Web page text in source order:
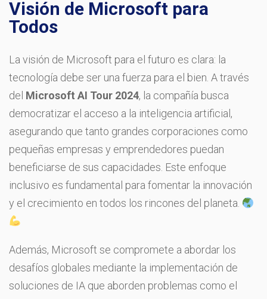
Visión de Microsoft para
Todos
La visión de Microsoft para el futuro es clara: la
tecnología debe ser una fuerza para el bien. A través
del Microsoft AI Tour 2024, la compañía busca
democratizar el acceso a la inteligencia artificial,
asegurando que tanto grandes corporaciones como
pequeñas empresas y emprendedores puedan
beneficiarse de sus capacidades. Este enfoque
inclusivo es fundamental para fomentar la innovación
y el crecimiento en todos los rincones del planeta.
Además, Microsoft se compromete a abordar los
desafíos globales mediante la implementación de
soluciones de IA que aborden problemas como el